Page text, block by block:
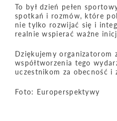
To był dzień pełen
spotkań i rozmów, które
nie tylko rozwijać się i
realnie wspierać ważne
Dziękujemy organizatorom
współtworzenia tego
uczestnikom za obecność i
Foto: Europerspektywy